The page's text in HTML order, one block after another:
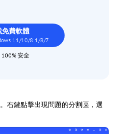
免費軟體
11/10/8.1/8/7
100% 安全
右鍵點擊出現問題的分割區，選